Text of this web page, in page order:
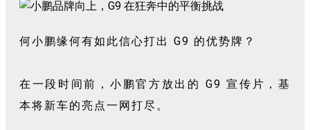
何小鹏缘何有如此信心打出 G9 的优势牌？
在一段时间前，小鹏官方放出的 G9 宣传片，基
本将新车的亮点一网打尽。